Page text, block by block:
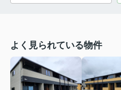
よく見られている物件